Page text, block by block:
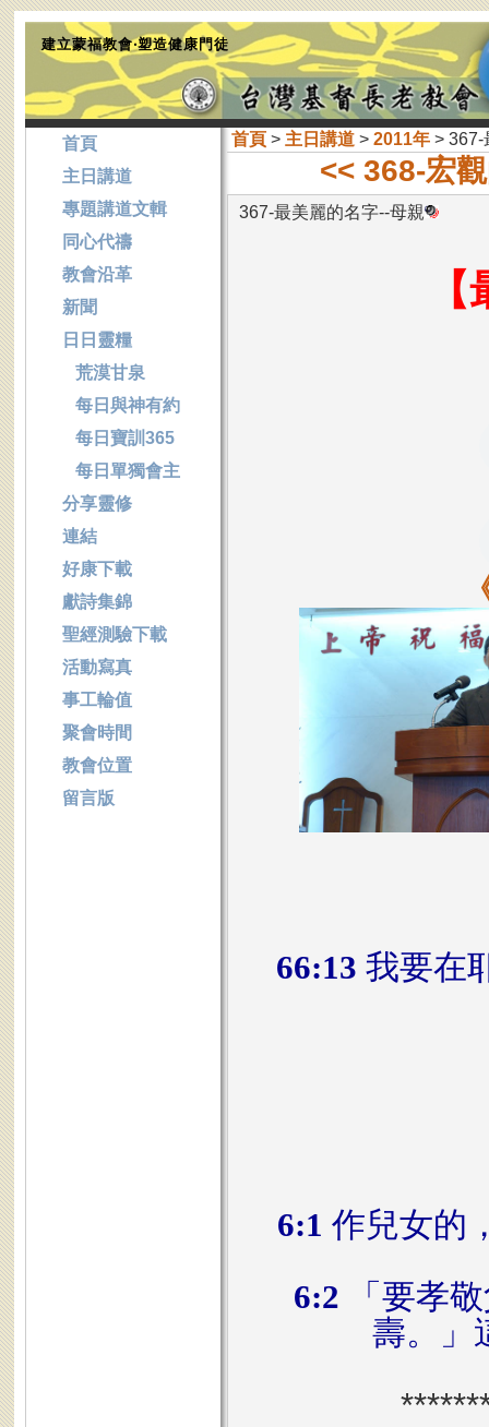
建立蒙福教會‧塑造健康門徒
首頁> 主日講道> 2011年> 367-
<< 368-宏
367-最美麗的名字--母親
66:13 我要在
6:1 作兒女的
6:2 「要孝
壽。」
首頁
主日講道
專題講道文輯
同心代禱
教會沿革
新聞
日日靈糧
荒漠甘泉
每日與神有約
每日寶訓365
每日單獨會主
分享靈修
連結
好康下載
獻詩集錦
聖經測驗下載
活動寫真
事工輪值
聚會時間
教會位置
留言版